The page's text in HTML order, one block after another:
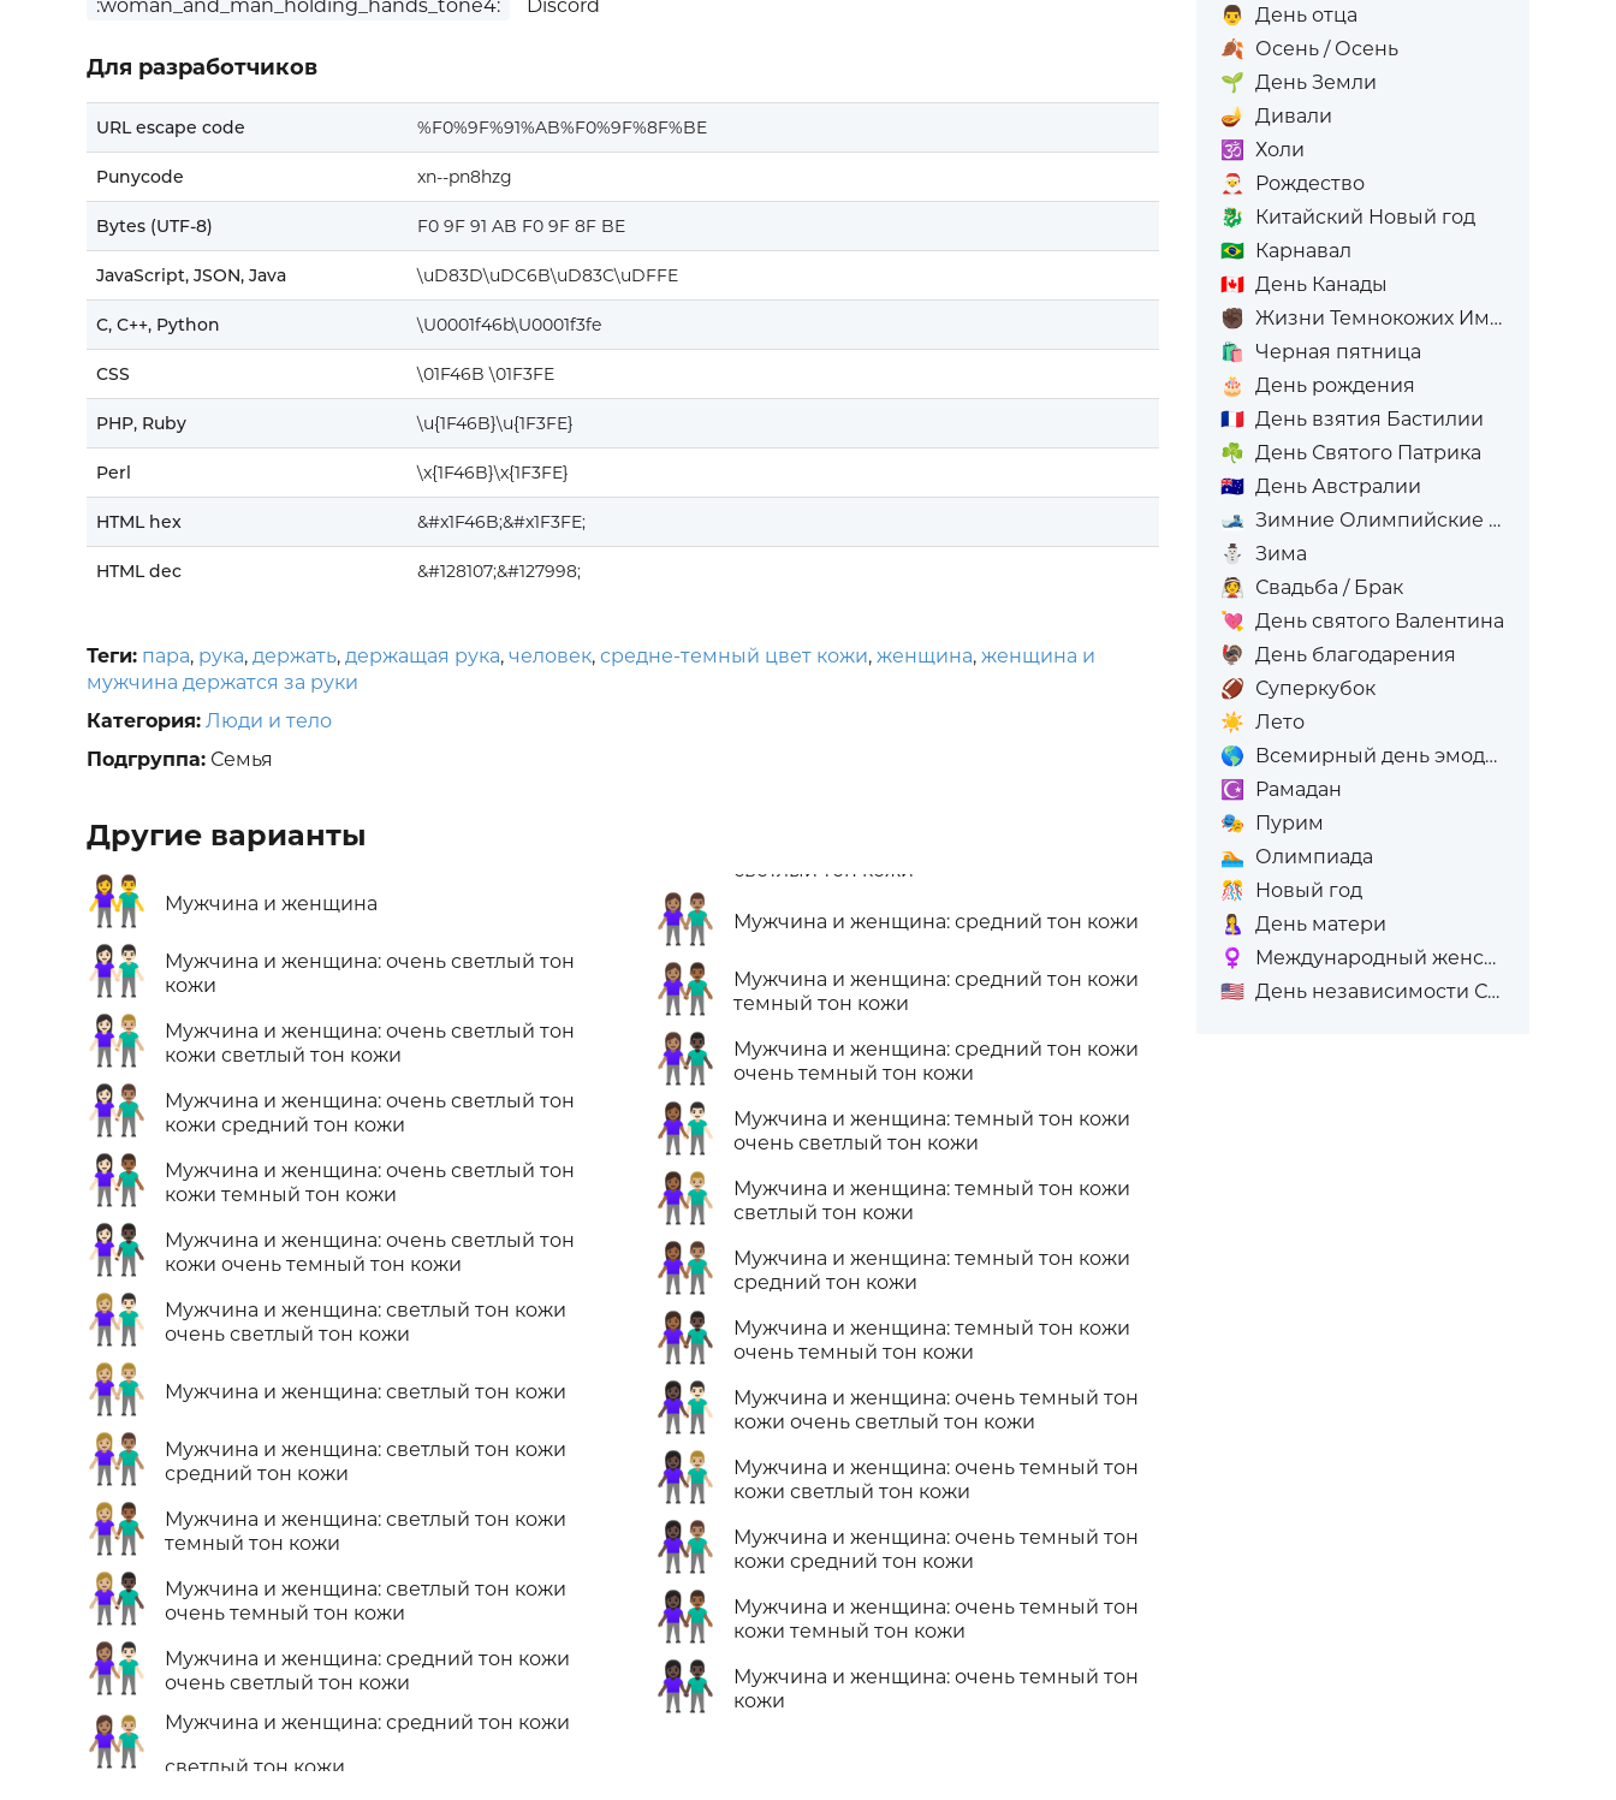
:woman_and_man_holding_hands_tone4:
Discord
Для разработчиков
URL escape code %F0%9F%91%AB%F0%9F%8F%BE
Punycode xn--pn8hzg
Bytes (UTF-8) F0 9F 91 AB F0 9F 8F BE
JavaScript, JSON, Java \uD83D\uDC6B\uD83C\uDFFE
C, C++, Python \U0001f46b\U0001f3fe
CSS \01F46B \01F3FE
PHP, Ruby \u{1F46B}\u{1F3FE}
Perl \x{1F46B}\x{1F3FE}
HTML hex &#x1F46B;&#x1F3FE;
HTML dec &#128107;&#127998;
Теги: пара, рука, держать, держащая рука, человек, средне-темный цвет кожи, женщина, женщина и
мужчина держатся за руки
Категория: Люди и тело
Подгруппа: Семья
Другие варианты
👫 Мужчина и женщина
👫🏻
Мужчина и женщина: очень светлый тон
кожи
👩🏻‍🤝‍👨🏼
Мужчина и женщина: очень светлый тон
кожи светлый тон кожи
👩🏻‍🤝‍👨🏽
Мужчина и женщина: очень светлый тон
кожи средний тон кожи
👩🏻‍🤝‍👨🏾
Мужчина и женщина: очень светлый тон
кожи темный тон кожи
👩🏻‍🤝‍👨🏿
Мужчина и женщина: очень светлый тон
кожи очень темный тон кожи
👩🏼‍🤝‍👨🏻
Мужчина и женщина: светлый тон кожи
очень светлый тон кожи
👫🏼 Мужчина и женщина: светлый тон кожи
👩🏼‍🤝‍👨🏽
Мужчина и женщина: светлый тон кожи
средний тон кожи
👩🏼‍🤝‍👨🏾
Мужчина и женщина: светлый тон кожи
темный тон кожи
👩🏼‍🤝‍👨🏿
Мужчина и женщина: светлый тон кожи
очень темный тон кожи
👩🏽‍🤝‍👨🏻
Мужчина и женщина: средний тон кожи
очень светлый тон кожи
👩🏽‍🤝‍👨🏼
Мужчина и женщина: средний тон кожи
светлый тон кожи
👫🏽 Мужчина и женщина: средний тон кожи
👩🏽‍🤝‍👨🏾
Мужчина и женщина: средний тон кожи
темный тон кожи
👩🏽‍🤝‍👨🏿
Мужчина и женщина: средний тон кожи
очень темный тон кожи
👩🏾‍🤝‍👨🏻
Мужчина и женщина: темный тон кожи
очень светлый тон кожи
👩🏾‍🤝‍👨🏼
Мужчина и женщина: темный тон кожи
светлый тон кожи
👩🏾‍🤝‍👨🏽
Мужчина и женщина: темный тон кожи
средний тон кожи
👩🏾‍🤝‍👨🏿
Мужчина и женщина: темный тон кожи
очень темный тон кожи
👩🏿‍🤝‍👨🏻
Мужчина и женщина: очень темный тон
кожи очень светлый тон кожи
👩🏿‍🤝‍👨🏼
Мужчина и женщина: очень темный тон
кожи светлый тон кожи
👩🏿‍🤝‍👨🏽
Мужчина и женщина: очень темный тон
кожи средний тон кожи
👩🏿‍🤝‍👨🏾
Мужчина и женщина: очень темный тон
кожи темный тон кожи
👫🏿
Мужчина и женщина: очень темный тон
кожи
👨 День отца
🍂 Осень / Осень
🌱 День Земли
🪔 Дивали
🕉️
Холи
🎅
Рождество
🐉
Китайский Новый год
🇧🇷 Карнавал
🇨🇦 День Канады
✊🏿 Жизни Темнокожих Имеют Значение
🛍️
Черная пятница
🎂
День рождения
🇫🇷 День взятия Бастилии
☘️ День Святого Патрика
🇦🇺 День Австралии
🎿 Зимние Олимпийские игры
⛄
Зима
👰 Свадьба / Брак
💘 День святого Валентина
🦃 День благодарения
🏈 Суперкубок
☀️ Лето
🌎 Всемирный день эмодзи
☪️
Рамадан
🎭 Пурим
🏊 Олимпиада
🎊
Новый год
🤱
День матери
♀️
Международный женский день (8-е марта)
🇺🇸 День независимости США